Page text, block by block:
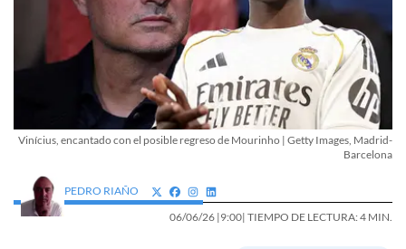
Vinícius, encantado con el posible regreso de Mourinho | Getty Images, Madrid-
Barcelona
PEDRO RIAÑO
06/06/26 |9:00| TIEMPO DE LECTURA: 4 MIN.